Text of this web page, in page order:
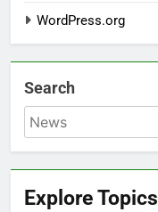
WordPress.org
Search
Explore Topics